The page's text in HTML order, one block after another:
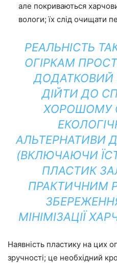
але покриваються
вологи; їх слід очищати
РЕАЛЬНІСТЬ
ОГІРКАМ
ДОДАТКОВИЙ
ДІЙТИ ДО
ХОРОШОМУ
АЛЬТЕРНАТИВИ
(ВКЛЮЧАЮЧИ
ПЛАСТИК
ПРАКТИЧНИМ
МІНІМІЗАЦІЇ
Наявність пластику на цих
зручності; це необхідний